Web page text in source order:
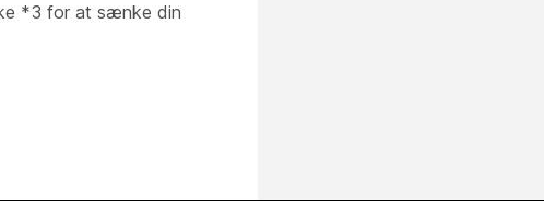
*3 for at sænke din